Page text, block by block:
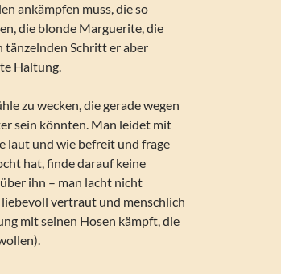
ankämpfen muss, die so
die blonde Marguerite, die
tänzelnden Schritt er aber
Haltung.
zu wecken, die gerade wegen
sein könnten. Man leidet mit
laut und wie befreit und frage
hat, finde darauf keine
ihn – man lacht nicht
vertraut und menschlich
mit seinen Hosen kämpft, die